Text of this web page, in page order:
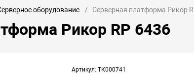
оборудование Серверная платформа Рикор
Рикор RP 6436
Артикул: ТК000741